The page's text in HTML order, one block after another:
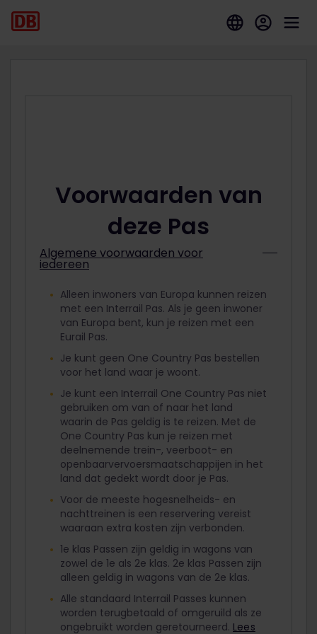
Voorwaarden van
deze Pas
Algemene voorwaarden voor
iedereen
Alleen inwoners van Europa kunnen reizen
met een Interrail Pas. Als je geen inwoner
van Europa bent, kun je reizen met een
Eurail Pas.
Je kunt geen One Country Pas bestellen
voor het land waar je woont.
Je kunt een Interrail One Country Pas niet
gebruiken om van of naar het land
waarin de Pas geldig is te reizen. Met de
One Country Pas kun je reizen met
deelnemende trein-, veerboot- en
openbaarvervoersmaatschappijen in het
land dat gedekt wordt door je Pas.
Voor de meeste hogesnelheids- en
nachttreinen is een reservering vereist
waaraan extra kosten zijn verbonden.
1e klas Passen zijn geldig in wagons van
zowel de 1e als 2e klas. 2e klas Passen zijn
alleen geldig in wagons van de 2e klas.
Alle standaard Interrail Passes kunnen
worden terugbetaald of omgeruild als ze
ongebruikt worden geretourneerd. Lees